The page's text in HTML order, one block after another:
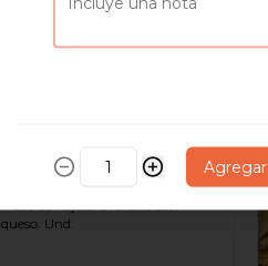
Empanada de queso
Masa de hojaldre rellena con
queso. Und.
Agregar